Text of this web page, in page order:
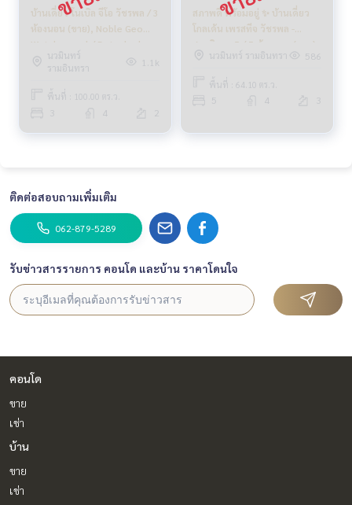
Facebook : HOME - Real Estate Services
IG : homerealestateservices
Tiktok : homerealestateservices
Youtube : HOME Real Estate Services
#HOMEREALESTATESERVICES
#รับฝากขาย #รับฝากขายบ้าน
บ้านเดี่ยว โนเบิล จีโอ วัชรพล / 3
ห้องนอน (ขาย), Noble Geo
Watcharapol / Detached
House 3 Bedroom (FOR
SALE) TAN236
นวมินทร์
รามอินทรา
1.1k
พื้นที่ : 100.00 ตร.ว.
4
สภาพดี พร้อมอยู่ ✨ บ้านเดี่ยว
โกลเด้น เพรสทีจ วัชรพล -
สุขาภิบาล 5 / 5 ห้องนอน (ขาย),
Golden Prestige
Watcharapol - Sukhapiban 5
/ Single House 5 Bedrooms
(FOR SALE) TAN514
นวมินทร์ รามอินทรา 586
พื้นที่ : 64.10 ตร.ว.
5 4
ติดต่อสอบถามเพิ่มเติม
062-879-5289
รับข่าวสารรายการ คอนโด และบ้าน ราคาโดนใจ
คอนโด
ขาย
เช่า
บ้าน
ขาย
เช่า